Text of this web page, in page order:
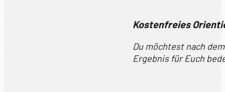
Kostenfreies
Du möchtest nach
Ergebnis für Euch